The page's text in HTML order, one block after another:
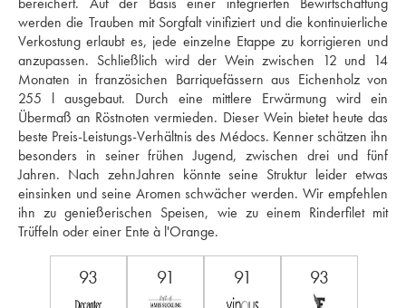
werden die Trauben mit Sorgfalt vinifiziert und die kontinuierliche
Verkostung erlaubt es, jede einzelne Etappe zu korrigieren und
anzupassen. Schließlich wird der Wein zwischen 12 und 14
Monaten in französichen Barriquefässern aus Eichenholz von
255 l ausgebaut. Durch eine mittlere Erwärmung wird ein
Übermaß an Röstnoten vermieden. Dieser Wein bietet heute das
beste Preis-Leistungs-Verhältnis des Médocs. Kenner schätzen ihn
besonders in seiner frühen Jugend, zwischen drei und fünf
Jahren. Nach zehnJahren könnte seine Struktur leider etwas
einsinken und seine Aromen schwächer werden. Wir empfehlen
ihn zu genießerischen Speisen, wie zu einem Rinderfilet mit
Trüffeln oder einer Ente à l'Orange.
93 91 91 93